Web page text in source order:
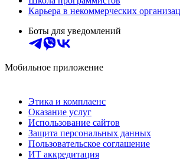
Карьера в некоммерческих
Боты для уведомлений
Мобильное приложение
Этика и комплаенс
Оказание услуг
Использование сайтов
Защита персональных данных
Пользовательское соглашение
ИТ аккредитация